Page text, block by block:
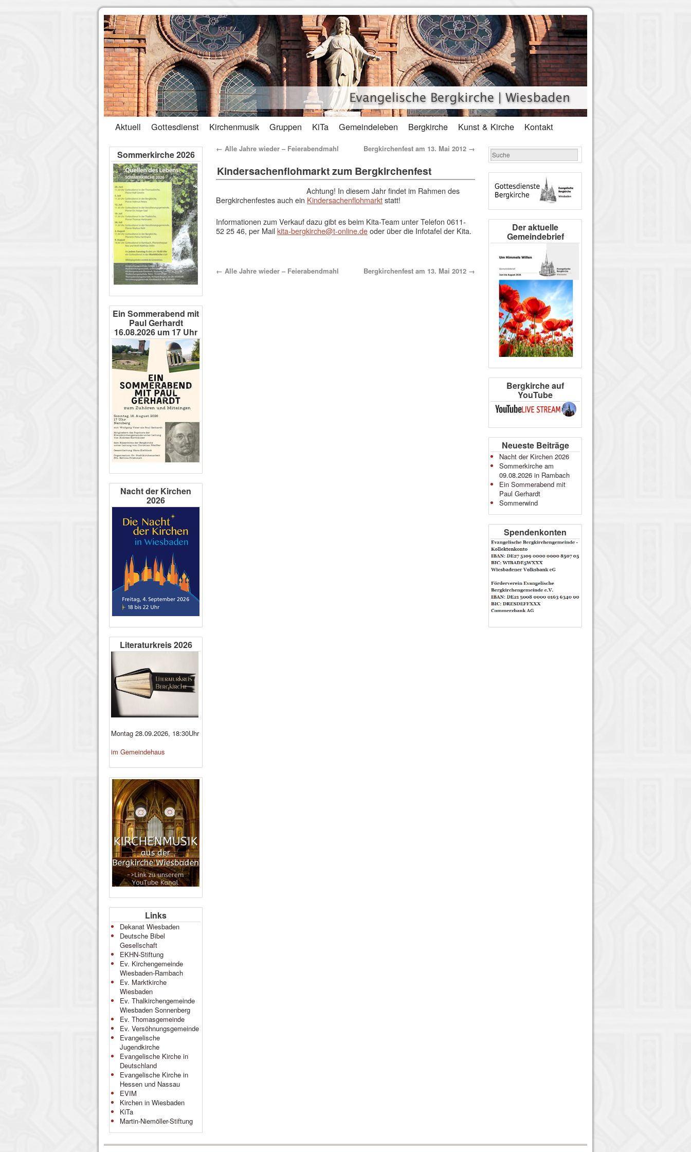
Aktuell Gottesdienst Kirchenmusik Gruppen KiTa Gemeindeleben Bergkirche Kunst & Kirche Kontakt
← Alle Jahre wieder – Feierabendmahl Bergkirchenfest am 13. Mai 2012 →
Kindersachenflohmarkt zum Bergkirchenfest
Achtung! In diesem Jahr findet im Rahmen des
Bergkirchenfestes auch ein Kindersachenflohmarktstatt!
Informationen zum Verkauf dazu gibt es beim Kita-Team unter Telefon 0611-
52 25 46, per Mailkita-bergkirche@t-online.deoder über die Infotafel der Kita.
← Alle Jahre wieder – Feierabendmahl Bergkirchenfest am 13. Mai 2012 →
Sommerkirche 2026
Ein Sommerabend mit
Paul Gerhardt
16.08.2026 um 17 Uhr
Nacht der Kirchen
2026
Literaturkreis 2026
Montag 28.09.2026, 18:30Uhr
im Gemeindehaus
Links
Dekanat Wiesbaden
Deutsche Bibel
Gesellschaft
EKHN-Stiftung
Ev. Kirchengemeinde
Wiesbaden-Rambach
Ev. Marktkirche
Wiesbaden
Ev. Thalkirchengemeinde
Wiesbaden Sonnenberg
Ev. Thomasgemeinde
Ev. Versöhnungsgemeinde
Evangelische
Jugendkirche
Evangelische Kirche in
Deutschland
Evangelische Kirche in
Hessen und Nassau
EVIM
Kirchen in Wiesbaden
KiTa
Martin-Niemöller-Stiftung
Der aktuelle
Gemeindebrief
Bergkirche auf
YouTube
Neueste Beiträge
Nacht der Kirchen 2026
Sommerkirche am
09.08.2026 in Rambach
Ein Sommerabend mit
Paul Gerhardt
Sommerwind
Spendenkonten